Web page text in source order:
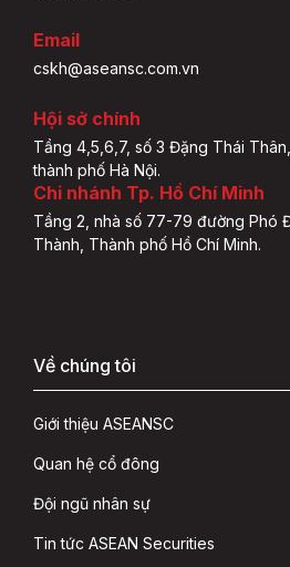
Email
cskh@aseansc.com.vn
Hội sở chính
Tầng 4,5,6,7, số 3 Đặng Thái
thành phố Hà Nội.
Chi nhánh Tp. Hồ Chí Minh
Tầng 2, nhà số 77-79 đường Phó
Thành, Thành phố Hồ Chí Minh.
Về chúng tôi
Giới thiệu ASEANSC
Quan hệ cổ đông
Đội ngũ nhân sự
Tin tức ASEAN Securities